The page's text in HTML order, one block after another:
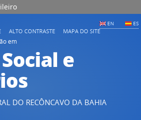
EN ES
ALTO CONTRASTE
MAPA DO SITE
em
e
DO RECÔNCAVO DA BAHIA